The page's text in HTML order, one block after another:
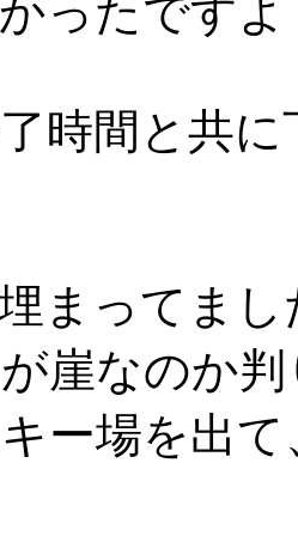
ったですよ
時間と共に
まってま
崖なのか
ー場を出